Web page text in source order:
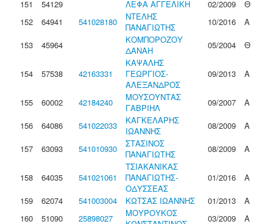
151
54129 ΛΕΦΑ ΑΓΓΕΛΙΚΗ 02/2009
Θ
152
64941 541028180
ΝΤΕΛΗΣ
ΠΑΝΑΓΙΩΤΗΣ
10/2016
Α
153
45964
ΚΟΜΠΟΡΟΖΟΥ
ΔΑΝΑΗ
05/2004 Θ
154 57538 42163331
ΚΑΨΑΛΗΣ
ΓΕΩΡΓΙΟΣ-
ΑΛΕΞΑΝΔΡΟΣ
09/2013 Α
155 60002 42184240
ΜΟΥΣΟΥΝΤΑΣ
ΓΑΒΡΙΗΛ
09/2007
Α
156
64086 541022033
ΚΑΓΚΕΛΑΡΗΣ
ΙΩΑΝΝΗΣ
08/2009
Α
157
63093 541010930
ΣΤΑΣΙΝΟΣ
ΠΑΝΑΓΙΩΤΗΣ
08/2009 Α
158 64035 541021061
ΤΣΙΑΚΑΝΙΚΑΣ
ΠΑΝΑΓΙΩΤΗΣ-
ΟΔΥΣΣΕΑΣ
01/2016
Α
159
62074 541003004 ΚΩΤΣΑΣ ΙΩΑΝΝΗΣ 01/2013
Α
160
51090 25898027
ΜΟΥΡΟΥΚΟΣ
03/2009 Α